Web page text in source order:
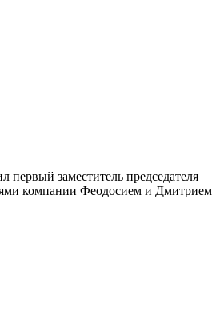
заместитель председателя
компании Феодосием и Дмитрием